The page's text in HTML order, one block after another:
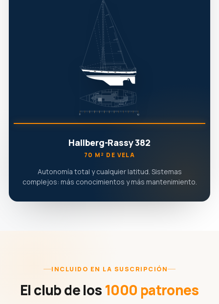
Hallberg-Rassy 382
70 M² DE VELA
Autonomía total y cualquier latitud. Sistemas
complejos: más conocimientos y más mantenimiento.
INCLUIDO EN LA SUSCRIPCIÓN
El club de los 1000 patrones